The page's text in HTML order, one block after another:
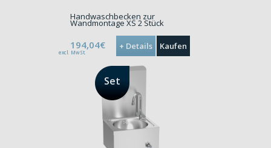
Handwaschbecken zur
Wandmontage XS 2 Stück
194,04€
excl. MwSt.
Kaufen
+ Details
Set